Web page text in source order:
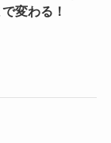
変わる！